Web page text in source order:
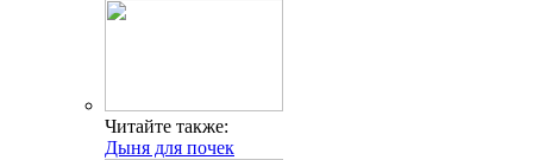
Читайте также:
Дыня для почек